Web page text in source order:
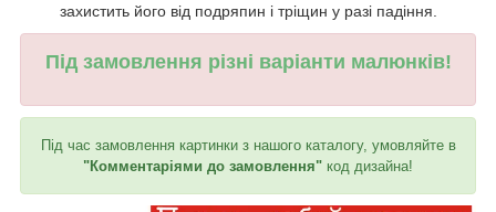
захистить його від подряпин і тріщин у разі падіння.
Під замовлення різні варіанти малюнків!
Під час замовлення картинки з нашого каталогу, умовляйте в
"Комментаріями до замовлення" код дизайна!